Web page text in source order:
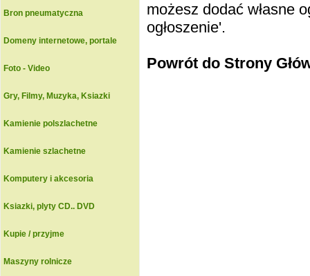
Bron pneumatyczna
Domeny internetowe, portale
Foto - Video
Gry, Filmy, Muzyka, Ksiazki
Kamienie polszlachetne
Kamienie szlachetne
Komputery i akcesoria
Ksiazki, plyty CD.. DVD
Kupie / przyjme
Maszyny rolnicze
możesz dodać własne
ogłoszenie'.
Powrót do Strony